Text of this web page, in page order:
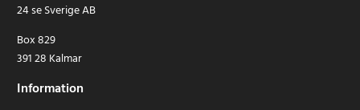
24 se Sverige AB
Box 829
391 28 Kalmar
Information